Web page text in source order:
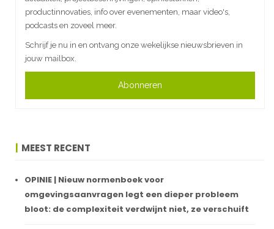
productinnovaties, info over evenementen, maar video's,
podcasts en zoveel meer.
Schrijf je nu in en ontvang onze wekelijkse nieuwsbrieven in
jouw mailbox.
Abonneren
MEEST RECENT
OPINIE | Nieuw normenboek voor
omgevingsaanvragen legt een dieper probleem
bloot: de complexiteit verdwijnt niet, ze verschuift